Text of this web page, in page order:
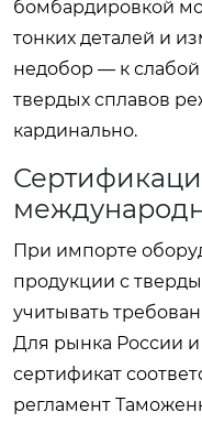
бомбардировкой
тонких деталей и
недобор — к слабой
твердых сплавов
кардинально.
При импорте
продукции с
учитывать
Для рынка России
сертификат
регламент